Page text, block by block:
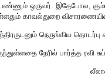
ஒருவர். இதேபோல,
காவல்துறை
நெருங்கிய
நேரில் பார்த்த ரவி